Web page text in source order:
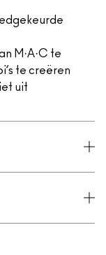
M·A·C te
te creëren
uit